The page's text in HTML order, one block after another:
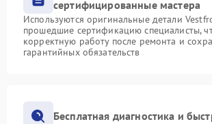
сертифицированные мастера
Используются оригинальные детали
прошедшие сертификацию специалисты,
корректную работу после ремонта и
гарантийных обязательств
Бесплатная диагностика и